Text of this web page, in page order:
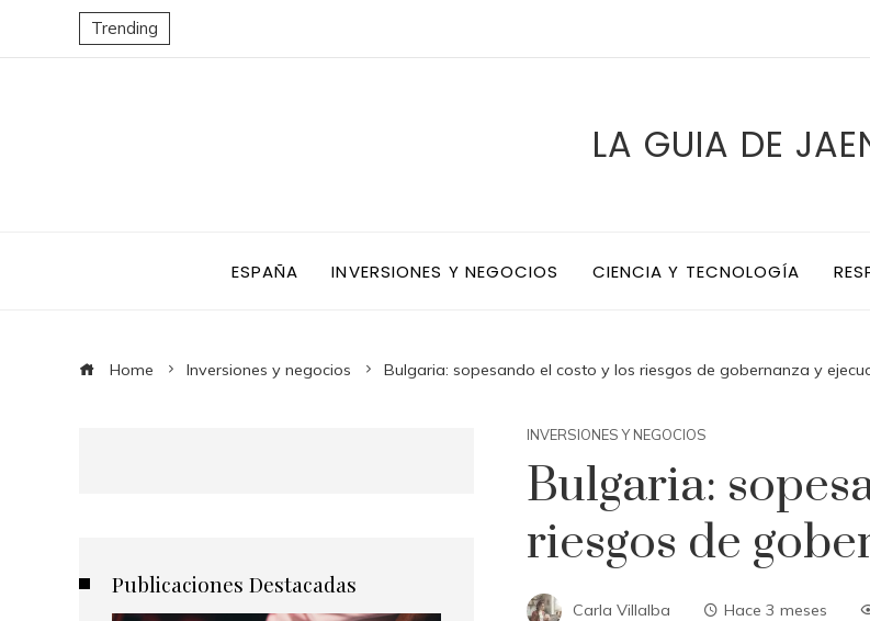
Trending
LA GUIA DE
ESPAÑA INVERSIONES Y NEGOCIOS CIENCIA Y TECNOLOGÍA
Home Inversiones y negocios Bulgaria: sopesando el costo y los riesgos de gobernanza y
INVERSIONES Y NEGOCIOS
Bulgaria:
riesgos de
Carla Villalba Hace 3 meses
Publicaciones Destacadas